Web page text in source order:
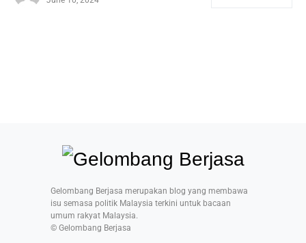
Gelombang Berjasa merupakan blog yang membawa
isu semasa politik Malaysia terkini untuk bacaan
umum rakyat Malaysia.
© Gelombang Berjasa